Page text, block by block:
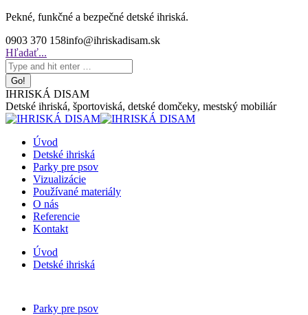
Skip
content
Pekné, funkčné a bezpečné detské ihriská.
0903 370 158info@ihriskadisam.sk
Search:
Hľadať...
IHRISKÁ DISAM
Detské ihriská, športoviská, detské domčeky, mestský mobiliár
Úvod
Detské ihriská
Parky pre psov
Vizualizácie
Používané materiály
O nás
Referencie
Kontakt
Úvod
Detské ihriská
Parky pre psov